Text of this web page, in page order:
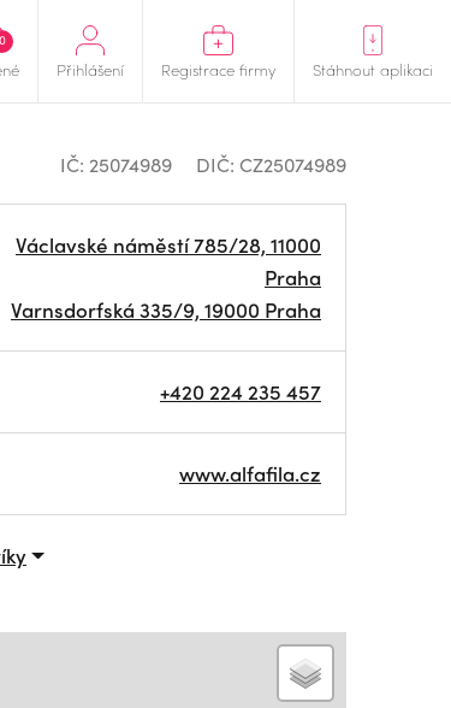
0
Přihlášení Registrace firmy Stáhnout aplikaci
IČ: 25074989 DIČ: CZ25074989
Václavské náměstí 785/28, 11000
Praha
Varnsdorfská 335/9, 19000 Praha
+420 224 235 457
www.alfafila.cz